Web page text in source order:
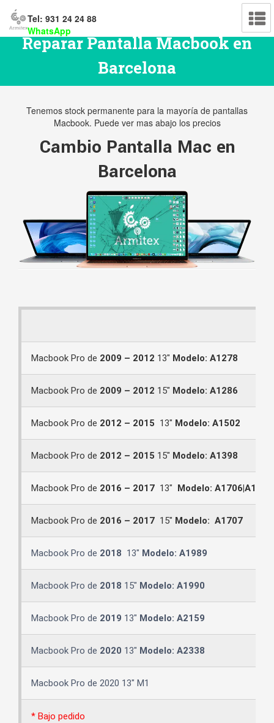
Tel: 931 24 24 88
WhatsApp
Reparar Pantalla Macbook en
Barcelona
Tenemos stock permanente para la mayoría de pantallas
Macbook. Puede ver mas abajo los precios
Cambio Pantalla Mac en
Barcelona
Macbook Pro de 2009 – 2012 13″ Modelo: A1278
Macbook Pro de 2009 – 2012 15″ Modelo: A1286
Macbook Pro de 2012 – 2015 13″ Modelo: A1502
Macbook Pro de 2012 – 2015 15″ Modelo: A1398
Macbook Pro de 2016 – 2017 13″ Modelo: A1706|A1708
Macbook Pro de 2016 – 2017 15″ Modelo: A1707
Macbook Pro de 2018 13″ Modelo: A1989
Macbook Pro de 2018 15″ Modelo: A1990
Macbook Pro de 2019 13″ Modelo: A2159
Macbook Pro de 2020 13″ Modelo: A2338
Macbook Pro de 2020 13″ M1
* Bajo pedido